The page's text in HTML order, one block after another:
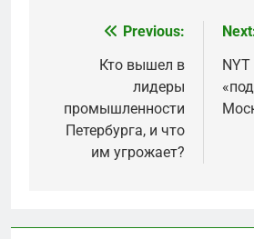
navigation
Previous:
Кто вышел в
лидеры
промышленности
Петербурга, и что
им угрожает?